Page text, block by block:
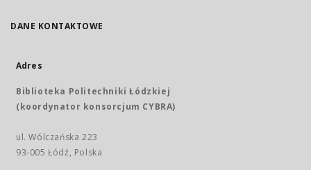
DANE KONTAKTOWE
Adres
Biblioteka Politechniki Łódzkiej
(koordynator konsorcjum CYBRA)
ul. Wólczańska 223
93-005 Łódź, Polska